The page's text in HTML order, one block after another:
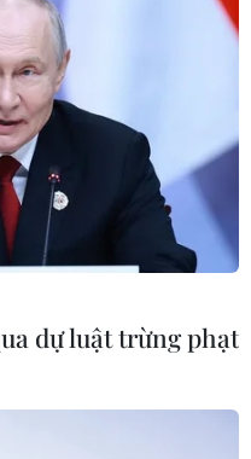
kinh tế
Hàn
Đi
giá
dự luật trừng phạt